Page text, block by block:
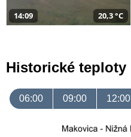
14:09 20,3 °C
Historické teploty
06:00 09:00 12:00